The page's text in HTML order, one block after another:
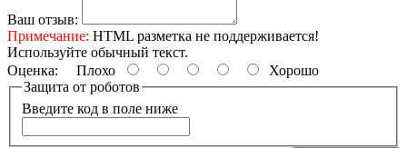
Ваш отзыв:
Примечание: HTML разметка не поддерживается!
Используйте обычный текст.
Оценка: Плохо
Хорошо
Защита от роботов
Введите код в поле ниже